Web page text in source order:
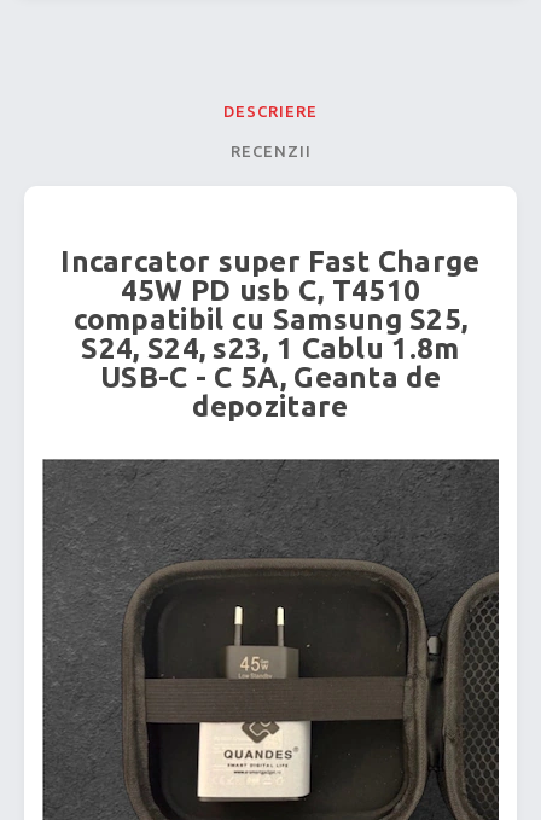
DESCRIERE
RECENZII
Incarcator super Fast Charge
45W PD usb C, T4510
compatibil cu Samsung S25,
S24, S24, s23, 1 Cablu 1.8m
USB-C - C 5A, Geanta de
depozitare